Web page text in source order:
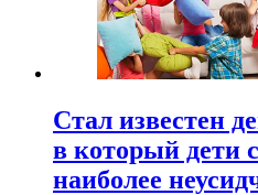
Стал известен
в который дети
наиболее